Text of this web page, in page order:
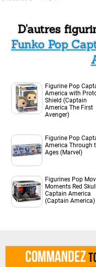
D'autres
Funko Pop
Figurine Pop
America with
Shield (Captain
America The First
Avenger)
Figurine Pop
America Through
Ages (Marvel)
Figurines Pop
Moments Red
Captain America
(Captain America)